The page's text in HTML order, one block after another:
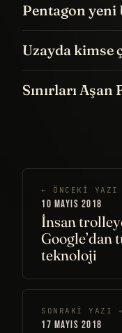
Pentagon yeni
Uzayda kimse
Sınırları
← ÖNCEKI YAZI
10 MAYIS 2018
İnsan
teknoloji
SONRAKI YAZI →
17 MAYIS 2018